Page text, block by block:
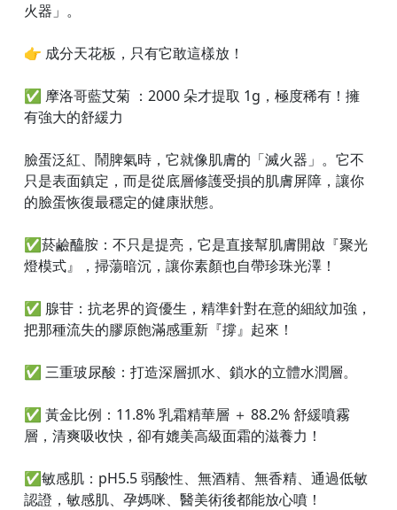
火器」。
👉 成分天花板，只有它敢這樣放！
✅ 摩洛哥藍艾菊 ：2000 朵才提取 1g，極度稀有！擁
有強大的舒緩力
臉蛋泛紅、鬧脾氣時，它就像肌膚的「滅火器」。它不
只是表面鎮定，而是從底層修護受損的肌膚屏障，讓你
的臉蛋恢復最穩定的健康狀態。
✅菸鹼醯胺：不只是提亮，它是直接幫肌膚開啟『聚光
燈模式』，掃蕩暗沉，讓你素顏也自帶珍珠光澤！
✅ 腺苷：抗老界的資優生，精準針對在意的細紋加強，
把那種流失的膠原飽滿感重新『撐』起來！
✅ 三重玻尿酸：打造深層抓水、鎖水的立體水潤層。
✅ 黃金比例：11.8% 乳霜精華層 ＋ 88.2% 舒緩噴霧
層，清爽吸收快，卻有媲美高級面霜的滋養力！
✅敏感肌：pH5.5 弱酸性、無酒精、無香精、通過低敏
認證，敏感肌、孕媽咪、醫美術後都能放心噴！